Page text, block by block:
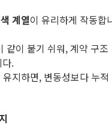
계열이 유리하게 작동합
같이 붙기 쉬워, 계약 구조
.
지하면, 변동성보다 누적